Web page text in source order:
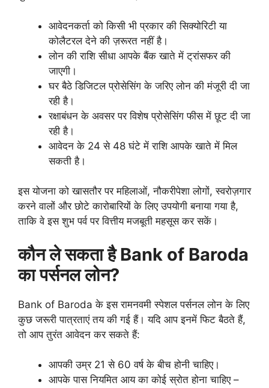
आवेदनकर्ता को किसी भी प्रकार की सिक्योरिटी या
कोलैटरल देने की ज़रूरत नहीं है।
लोन की राशि सीधा आपके बैंक खाते में ट्रांसफर की
जाएगी।
घर बैठे डिजिटल प्रोसेसिंग के जरिए लोन की मंजूरी दी जा
रही है।
रक्षाबंधन के अवसर पर विशेष प्रोसेसिंग फीस में छूट दी जा
रही है।
आवेदन के 24 से 48 घंटे में राशि आपके खाते में मिल
सकती है।
इस योजना को खासतौर पर महिलाओं, नौकरीपेशा लोगों, स्वरोज़गार
करने वालों और छोटे कारोबारियों के लिए उपयोगी बनाया गया है,
ताकि वे इस शुभ पर्व पर वित्तीय मजबूती महसूस कर सकें।
कौन ले सकता है Bank of Baroda
का पर्सनल लोन?
Bank of Baroda के इस रामनवमी स्पेशल पर्सनल लोन के लिए
कुछ जरूरी पात्रताएं तय की गई हैं। यदि आप इनमें फिट बैठते हैं,
तो आप तुरंत आवेदन कर सकते हैं:
आपकी उम्र 21 से 60 वर्ष के बीच होनी चाहिए।
आपके पास नियमित आय का कोई स्रोत होना चाहिए –